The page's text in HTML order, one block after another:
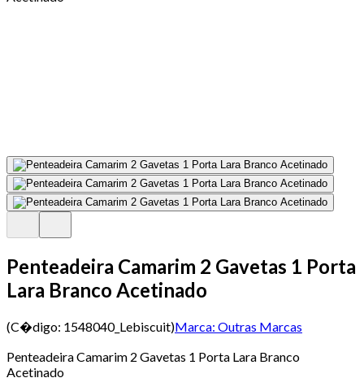
Penteadeira Camarim 2 Gavetas 1 Porta
Lara Branco Acetinado
(C�digo: 1548040_Lebiscuit)Marca: Outras Marcas
Penteadeira Camarim 2 Gavetas 1 Porta Lara Branco
Acetinado